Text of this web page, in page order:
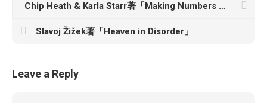
Chip Heath & Karla Starr著「Making Numbers Count: The Art and Science of Communicating Numbers」
Slavoj Žižek著「Heaven in Disorder」
Leave a Reply